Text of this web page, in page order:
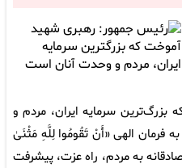
سرمایه ایران، مردم و
فرمان الهی «أَنْ تَقُومُوا لِلَّهِ مَثْنَیٰ
به مردم، راه عزت، پیشرفت